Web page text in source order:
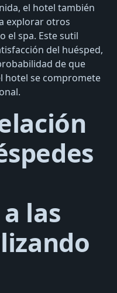
el hotel también
explorar otros
el spa. Este sutil
del huésped,
de que
hotel se compromete
las